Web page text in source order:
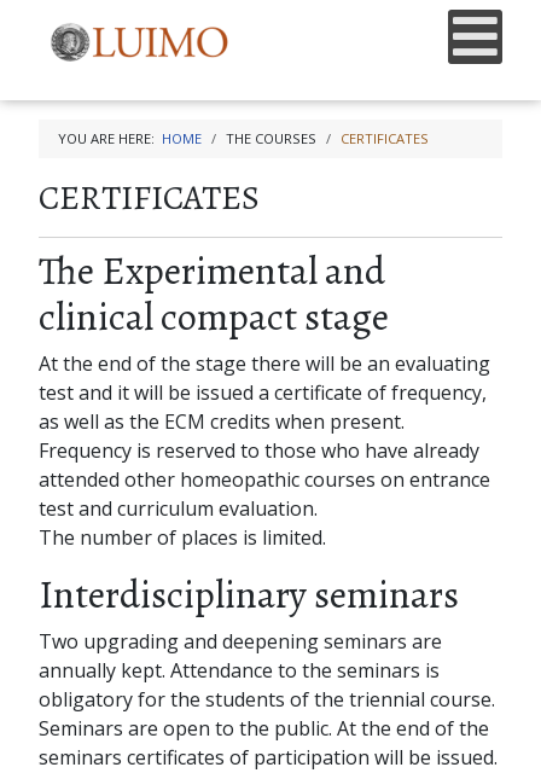
YOU ARE HERE: HOME THE COURSES CERTIFICATES
CERTIFICATES
The Experimental and
clinical compact stage
At the end of the stage there will be an evaluating
test and it will be issued a certificate of frequency,
as well as the ECM credits when present.
Frequency is reserved to those who have already
attended other homeopathic courses on entrance
test and curriculum evaluation.
The number of places is limited.
Interdisciplinary seminars
Two upgrading and deepening seminars are
annually kept. Attendance to the seminars is
obligatory for the students of the triennial course.
Seminars are open to the public. At the end of the
seminars certificates of participation will be issued.